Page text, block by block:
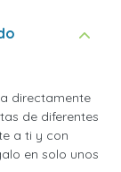
directamente
de diferentes
a ti y con
en solo unos